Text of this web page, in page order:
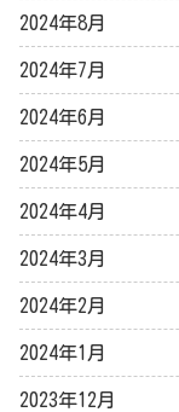
2024年8月
2024年7月
2024年6月
2024年5月
2024年4月
2024年3月
2024年2月
2024年1月
2023年12月